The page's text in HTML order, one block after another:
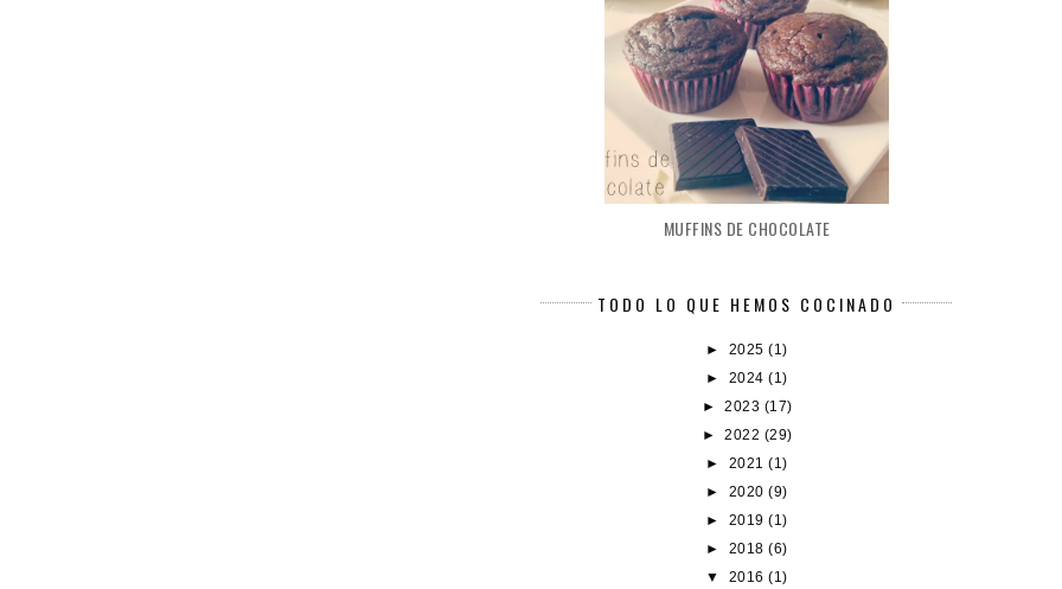
MUFFINS DE CHOCOLATE
TODO LO QUE HEMOS COCINADO
► 2025(1)
► 2024(1)
► 2023 (17)
► 2022 (29)
► 2021(1)
► 2020(9)
► 2019(1)
► 2018(6)
▼ 2016(1)